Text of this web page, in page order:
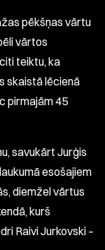
pēkšņas vārtu
vārtos
teiktu, ka
skaistā lēcienā
pirmajām 45
savukārt Jurģis
esošajiem
diemžel vārtus
kurš
Raivi Jurkovski –